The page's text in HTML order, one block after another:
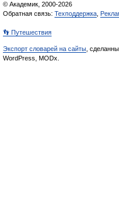
© Академик, 2000-2026
Обратная связь: Техподдержка
👣 Путешествия
Экспорт словарей на сайты ,
WordPress, MODx.